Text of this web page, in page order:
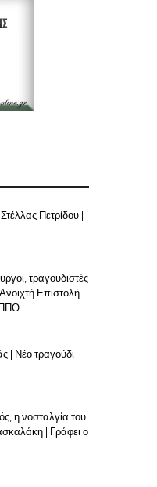
Πετρίδου |
τραγουδιστές
Επιστολή
| Νέο τραγούδι
η νοσταλγία του
| Γράφει ο